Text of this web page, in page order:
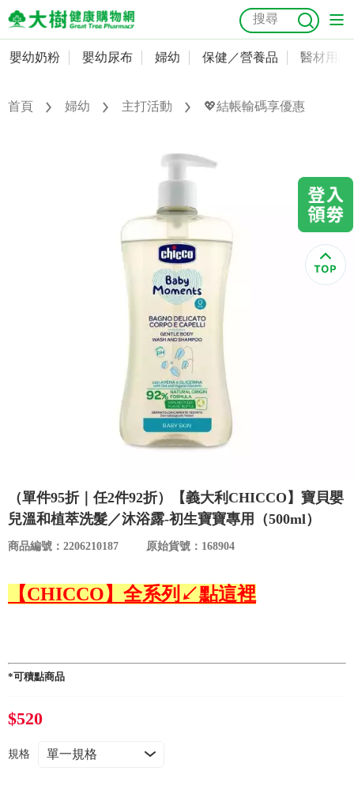
嬰幼奶粉
嬰幼尿布
優惠活動
關於我們
合作提案
會員專區
常見問題
折價券、紅利說明
抗菌 尿布 大樹獨家 益生菌 魚油 幼兒米餅 貓砂
會員資料及密碼修改
常用收件人清單
嬰幼奶粉 嬰幼尿布 婦幼 保健／營養品 醫材用品
首頁 婦幼 主打活動 💖結帳輸碼享優惠
（單件95折｜任2件92折）【義大利CHICCO】寶貝嬰
兒溫和植萃洗髮／沐浴露-初生寶寶專用（500ml）
商品編號：2206210187 原始貨號：168904
【CHICCO】全系列↙點這裡
*可積點商品
$520
規格